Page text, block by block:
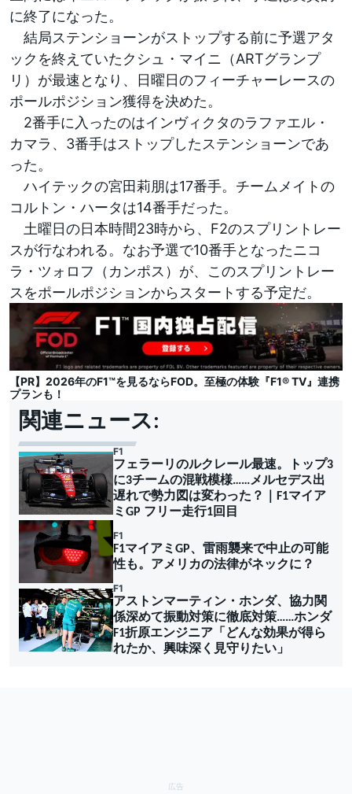
に終了になった。
結局ステンショーンがストップする前に予選アタ
ックを終えていたクシュ・マイニ（ARTグランプ
リ）が最速となり、日曜日のフィーチャーレースの
ポールポジション獲得を決めた。
2番手に入ったのはインヴィクタのラファエル・
カマラ、3番手はストップしたステンショーンであ
った。
ハイテックの宮田莉朋は17番手。チームメイトの
コルトン・ハータは14番手だった。
土曜日の日本時間23時から、F2のスプリントレー
スが行なわれる。なお予選で10番手となったニコ
ラ・ツォロフ（カンポス）が、このスプリントレー
スをポールポジションからスタートする予定だ。
【PR】2026年のF1™︎を見るならFOD。至極の体験『F1® TV』連携
プランも！
関連ニュース:
F1
フェラーリのルクレール最速。トップ3
に3チームの混戦模様……メルセデス出
遅れで勢力図は変わった？｜F1マイア
ミGP フリー走行1回目
F1
F1マイアミGP、雷雨襲来で中止の可能
性も。アメリカの法律がネックに？
F1
アストンマーティン・ホンダ、協力関
係深めて振動対策に徹底対策……ホンダ
F1折原エンジニア「どんな効果が得ら
れたか、興味深く見守りたい」